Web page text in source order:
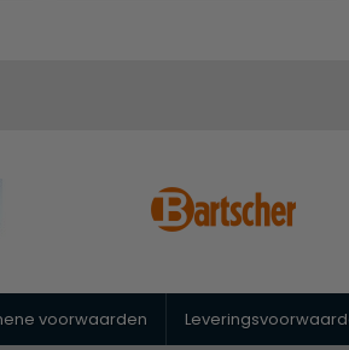
voorwaarden